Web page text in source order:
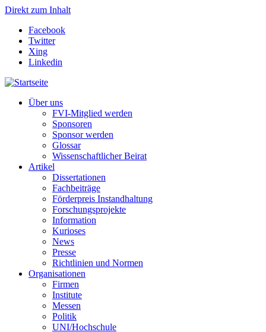
Direkt zum Inhalt
Facebook
Twitter
Xing
Linkedin
Über uns
FVI-Mitglied werden
Sponsoren
Sponsor werden
Glossar
Wissenschaftlicher Beirat
Artikel
Dissertationen
Fachbeiträge
Förderpreis Instandhaltung
Forschungsprojekte
Information
Kurioses
News
Presse
Richtlinien und Normen
Organisationen
Firmen
Institute
Messen
Politik
UNI/Hochschule